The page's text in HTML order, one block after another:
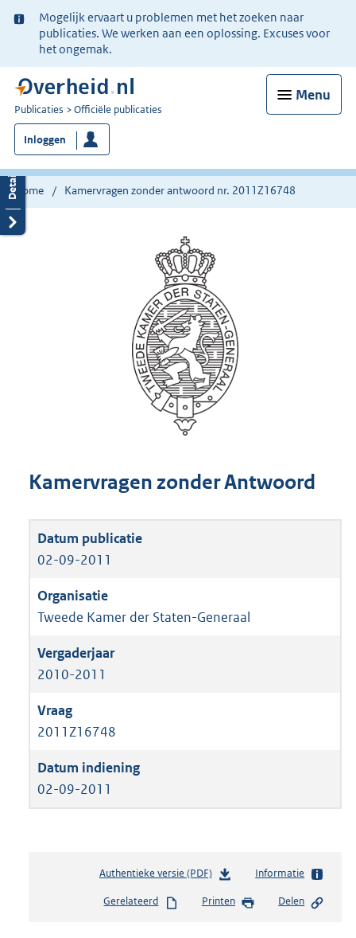
Ter
informatie:
Mogelijk ervaart u problemen met het zoeken naar
publicaties. We werken aan een oplossing. Excuses voor
het ongemak.
Menu
U
bent
nu
hier:
Publicaties Officiële publicaties
Inloggen
Home Kamervragen zonder antwoord nr. 2011Z16748
Kamervragen zonder Antwoord
02-09-2011
Tweede Kamer der Staten-Generaal
2010-2011
2011Z16748
02-09-2011
Authentieke versie (PDF)b
s
Informatie
Gerelateerd Printen Delen